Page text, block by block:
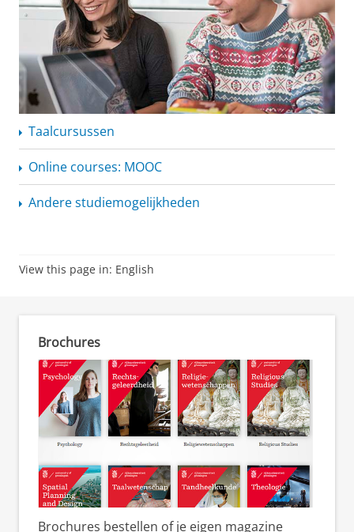
Taalcursussen
Online courses: MOOC
Anderestudiemogelijkheden
View this page in: English
Brochures
Brochures bestellen of je eigen magazine